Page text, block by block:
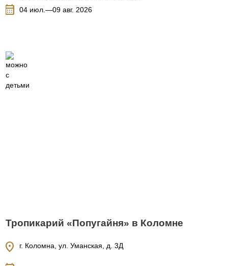
calendar_month 04 июл.—09 авг. 2026
Тропикарий «Попугайня» в Коломне
location_on г. Коломна, ул. Уманская, д. 3Д